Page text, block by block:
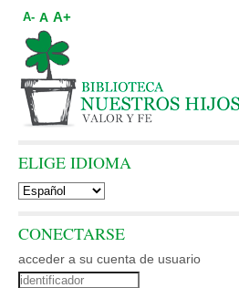
A- A A+
ELIGE IDIOMA
CONECTARSE
acceder a su cuenta de usuario